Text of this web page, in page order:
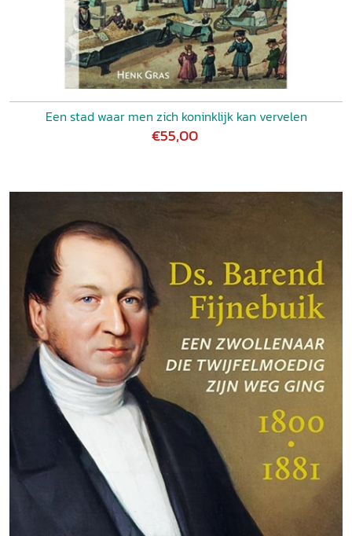
Een stad waar men zich koninklijk kan vervelen
€55,00